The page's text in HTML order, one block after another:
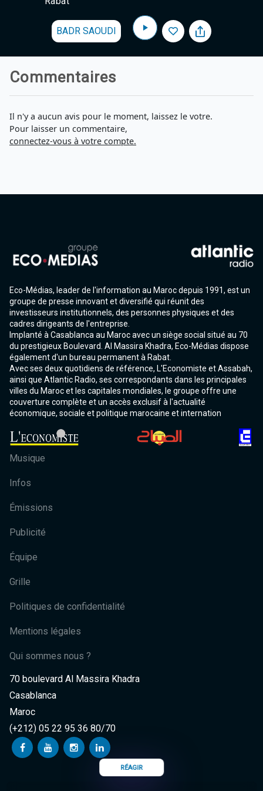
BADR SAOUDI
Commentaires
Il n'y a aucun avis pour le moment, laissez le votre.
Pour laisser un commentaire,
connectez-vous à votre compte.
RÉAGIR
Eco-Médias, leader de l'information au Maroc depuis 1991, est un
groupe de presse innovant et diversifié qui réunit des
investisseurs institutionnels, des personnes physiques et des
cadres dirigeants de l'entreprise.
Implanté à Casablanca au Maroc avec un siège social situé au 70
du prestigieux Boulevard. Al Massira Khadra, Eco-Médias dispose
également d'un bureau permanent à Rabat.
Avec ses deux quotidiens de référence, L'Economiste et Assabah,
ainsi que Atlantic Radio, ses correspondants dans les principales
villes du Maroc et les capitales mondiales, le groupe offre une
couverture complète et un accès exclusif à l'actualité
économique, sociale et politique marocaine et internation
Musique
Infos
Émissions
Publicité
Équipe
Grille
Politiques de confidentialité
Mentions légales
Qui sommes nous ?
70 boulevard Al Massira Khadra
Casablanca
Maroc
(+212) 05 22 95 36 80/70